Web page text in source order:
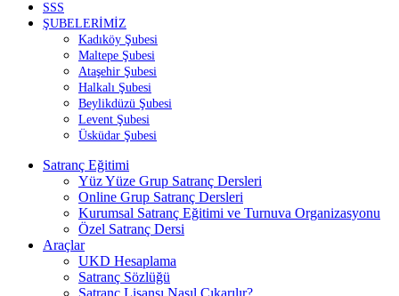
SSS
ŞUBELERİMİZ
Kadıköy Şubesi
Maltepe Şubesi
Ataşehir Şubesi
Halkalı Şubesi
Beylikdüzü Şubesi
Levent Şubesi
Üsküdar Şubesi
Menü
Satranç Eğitimi
Yüz Yüze Grup Satranç Dersleri
Online Grup Satranç Dersleri
Kurumsal Satranç Eğitimi ve Turnuva Organizasyonu
Özel Satranç Dersi
Araçlar
UKD Hesaplama
Satranç Sözlüğü
Satranç Lisansı Nasıl Çıkarılır?